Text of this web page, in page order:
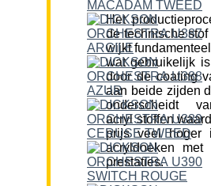
Het
de technische
wijkt
wat gebruikelijk
door de coating
aan beide zijden
onderscheidt
acryl stoffen
prijs veel hoger
acryldoeken met
prestaties.